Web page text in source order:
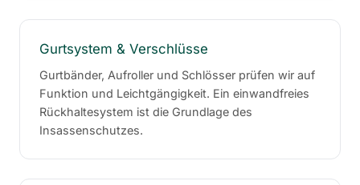
Gurtsystem & Verschlüsse
Gurtbänder, Aufroller und Schlösser prüfen wir auf
Funktion und Leichtgängigkeit. Ein einwandfreies
Rückhaltesystem ist die Grundlage des
Insassenschutzes.